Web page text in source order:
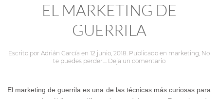
EL MARKETING DE
GUERRILA
Escrito por Adrián García en 12 junio, 2018. Publicado en marketing, No
te puedes perder.... Deja un comentario
El marketing de guerrila es una de las técnicasmás curiosas para